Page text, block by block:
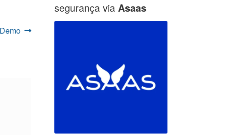
segurança via Asaas